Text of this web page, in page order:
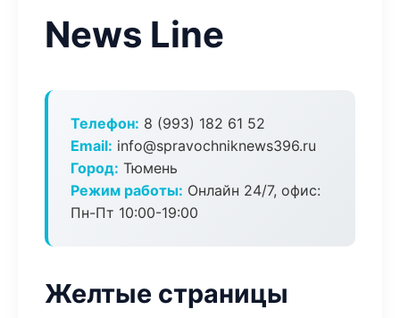
News Line
Телефон: 8 (993) 182 61 52
Email: info@spravochniknews396.ru
Город: Тюмень
Режим работы: Онлайн 24/7, офис:
Пн-Пт 10:00-19:00
Желтые страницы